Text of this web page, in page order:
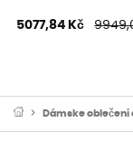
5077,84 Kč
Dámske oblečeni